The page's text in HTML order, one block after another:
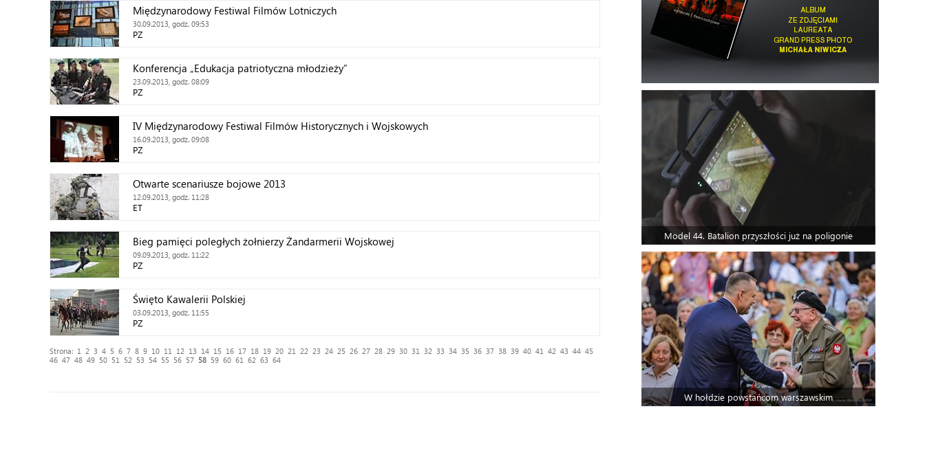
Międzynarodowy Festiwal Filmów Lotniczych
30.09.2013, godz. 09:53
PZ
Konferencja „Edukacja patriotyczna młodzieży”
23.09.2013, godz. 08:09
PZ
IV Międzynarodowy Festiwal Filmów Historycznych i Wojskowych
16.09.2013, godz. 09:08
PZ
Otwarte scenariusze bojowe 2013
12.09.2013, godz. 11:28
ET
Bieg pamięci poległych żołnierzy Żandarmerii Wojskowej
09.09.2013, godz. 11:22
PZ
Święto Kawalerii Polskiej
03.09.2013, godz. 11:55
PZ
Strona: 1 2 3 4 5 6 7 8 9 10 11 12 13 14 15 16 17 18 19 20 21 22 23 24 25 26 27 28 29 30 31 32 33 34 35 36 37 38 39 40 41 42 43 44 45
46 47 48 49 50 51 52 53 54 55 56 57 58 59 60 61 62 63 64
Model 44. Batalion przyszłości już na poligonie
W hołdzie powstańcom warszawskim